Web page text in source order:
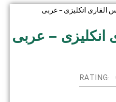
القاری انکلیزی – عربی
انکلیزی – عربی
RATING: